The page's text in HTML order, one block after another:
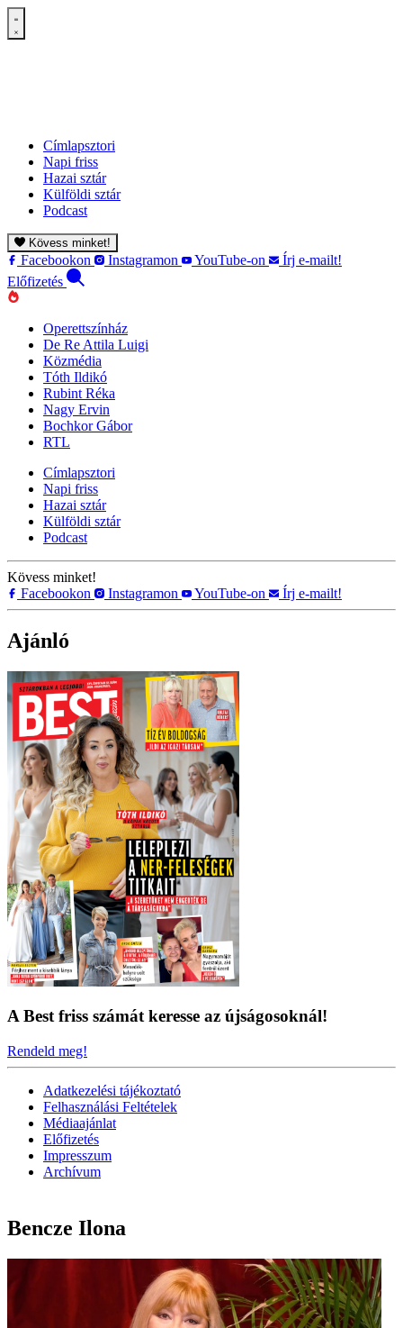
Címlapsztori
Napi friss
Hazai sztár
Külföldi sztár
Podcast
Kövess minket!
Facebookon Instagramon YouTube-on
Írj e-mailt!
Előfizetés
Operettszínház
De Re Attila Luigi
Közmédia
Tóth Ildikó
Rubint Réka
Nagy Ervin
Bochkor Gábor
RTL
Címlapsztori
Napi friss
Hazai sztár
Külföldi sztár
Podcast
Kövess minket!
Facebookon
Instagramon YouTube-on Írj e-mailt!
Ajánló
A Best friss számát keresse az újságosoknál!
Rendeld meg!
Adatkezelési tájékoztató
Felhasználási Feltételek
Médiaajánlat
Előfizetés
Impresszum
Archívum
Bencze Ilona